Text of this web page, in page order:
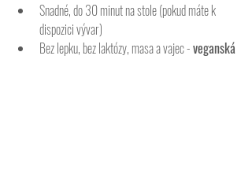
Snadné, do 30 minut na stole (pokud máte k
dispozici vývar)
Bez lepku, bez laktózy, masa a vajec - veganská